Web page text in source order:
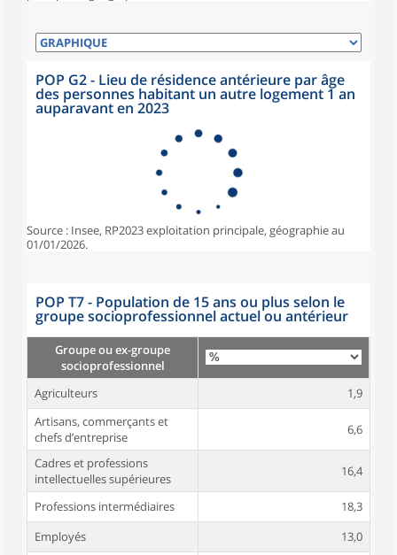
POP G2 - Lieu de résidence antérieure par âge
des personnes habitant un autre logement 1 an
auparavant en 2023
Source : Insee, RP2023 exploitation principale, géographie au
01/01/2026.
POP T7 - Population de 15 ans ou plus selon le
groupe socioprofessionnel actuel ou antérieur
Groupe ou ex-groupe
socioprofessionnel
Agriculteurs
1,9
Artisans, commerçants et
chefs d’entreprise
6,6
Cadres et professions
intellectuelles supérieures
16,4
Professions intermédiaires
18,3
Employés
13,0